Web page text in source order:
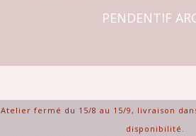
PENDENTIF
Atelier fermé du 15/8 au 15/9, livraison
disponibilité.